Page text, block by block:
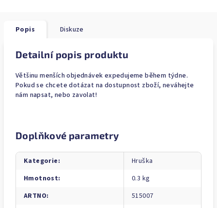
Popis Diskuze
Detailní popis produktu
Většinu menších objednávek expedujeme během týdne.
Pokud se chcete dotázat na dostupnost zboží, neváhejte
nám napsat, nebo zavolat!
Doplňkové parametry
Kategorie:
Hruška
Hmotnost:
0.3 kg
ARTNO:
515007